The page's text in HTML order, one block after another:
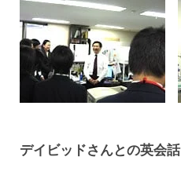
デイビッドさんとの英会話